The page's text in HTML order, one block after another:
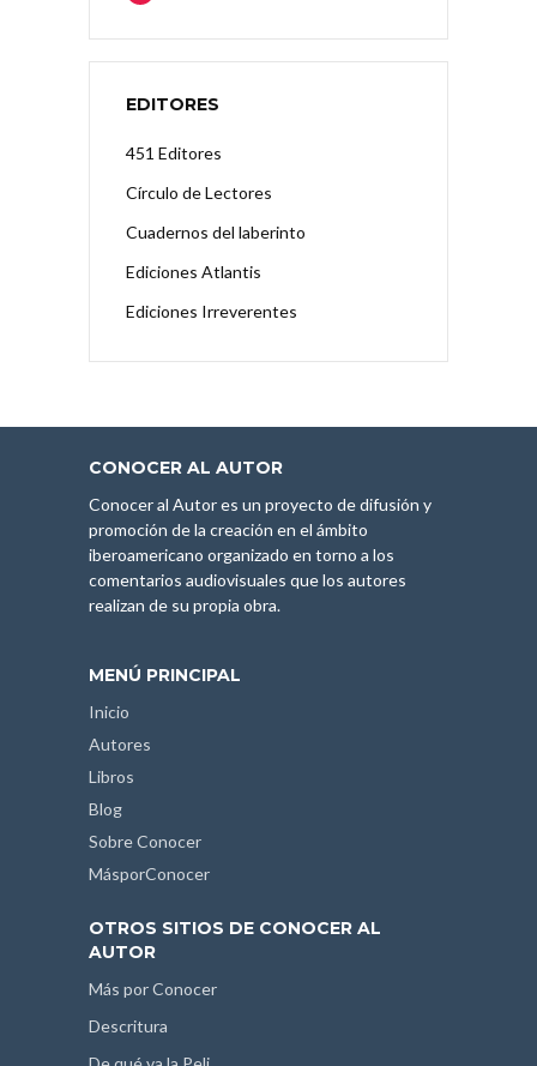
EDITORES
451 Editores
Círculo de Lectores
Cuadernos del laberinto
Ediciones Atlantis
Ediciones Irreverentes
CONOCER AL AUTOR
Conocer al Autor es un proyecto de difusión y
promoción de la creación en el ámbito
iberoamericano organizado en torno a los
comentarios audiovisuales que los autores
realizan de su propia obra.
MENÚ PRINCIPAL
Inicio
Autores
Libros
Blog
Sobre Conocer
MásporConocer
OTROS SITIOS DE CONOCER AL
AUTOR
Más por Conocer
Descritura